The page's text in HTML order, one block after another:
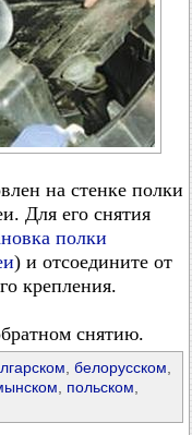
на стенке полки
Для его снятия
полки
) и отсоедините от
крепления.
снятию.
белорусском
польском